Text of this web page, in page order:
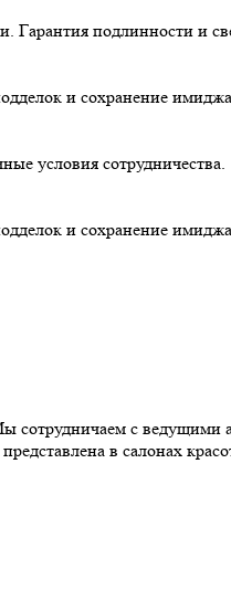
Гарантия подлинности и
и сохранение
условия сотрудничества.
и сохранение
с ведущими
в салонах